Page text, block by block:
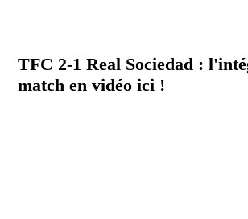
TFC 2-1 Real Sociedad :
match en vidéo ici !